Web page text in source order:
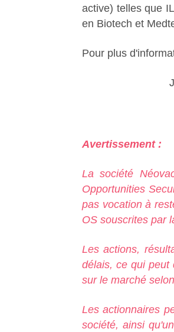
active) telles que
en Biotech et
Pour plus
Avertissement :
La société
Opportunities
pas vocation à
OS souscrites par
Les actions,
délais, ce qui peut
sur le marché
Les actionnaires
société, ainsi